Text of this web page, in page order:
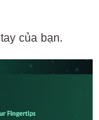
của bạn.